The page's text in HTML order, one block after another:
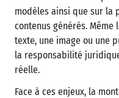
modèles ainsi que sur
contenus générés.
texte, une image ou une
la responsabilité
réelle.
Face à ces enjeux, la